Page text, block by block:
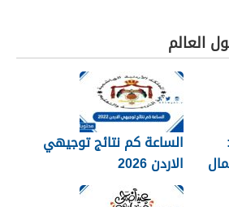
العالم
الساعة كم نتائج توجيهي
الاردن 2026